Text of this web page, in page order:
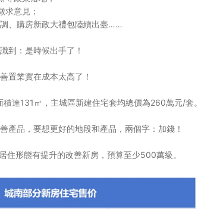
求意見；
、購房新政大禮包陸續出臺……
到：是時候出手了！
置業實在成本太高了！
達131㎡，主城區新建住宅套均總價為260萬元/套。
產品，要想更好的地段和產品，兩個字：加錢！
住形態有提升的改善新房，預算至少500萬級。